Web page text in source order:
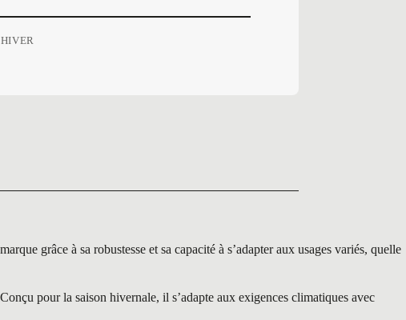
grâce à sa robustesse et sa capacité à s’adapter aux usages variés, quelle
pour la saison hivernale, il s’adapte aux exigences climatiques avec